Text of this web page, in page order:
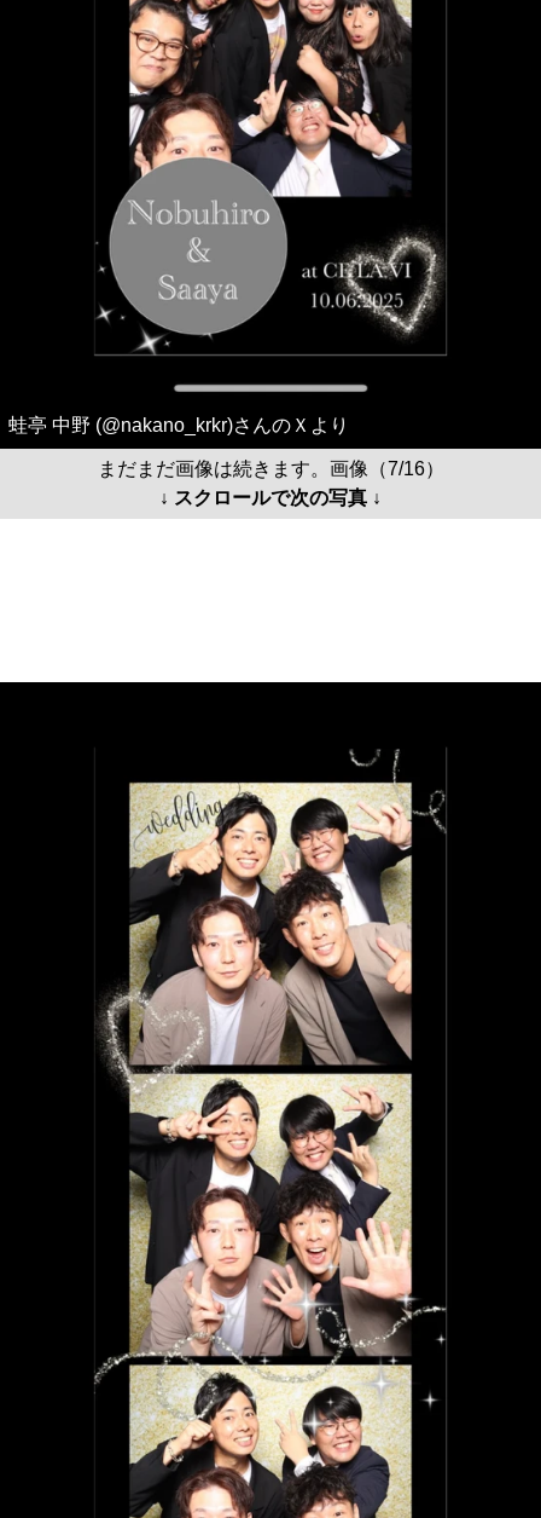
蛙亭 中野 (@nakano_krkr)さんのＸより
まだまだ画像は続きます。画像（7/16）
↓ スクロールで次の写真 ↓